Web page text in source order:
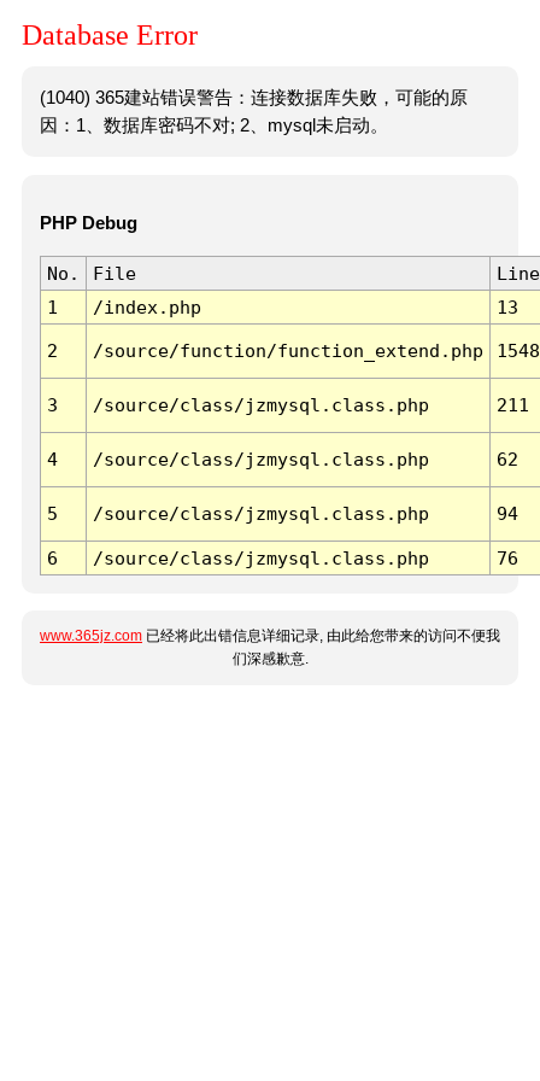
Database Error
(1040) 365建站错误警告：连接数据库失败，可能的原
因：1、数据库密码不对; 2、mysql未启动。
PHP Debug
No. File
Line
1
/index.php 13
2 /source/function/function_extend.php 1548
3 /source/class/jzmysql.class.php 211
4 /source/class/jzmysql.class.php 62
5 /source/class/jzmysql.class.php 94
6 /source/class/jzmysql.class.php 76
www.365jz.com 已经将此出错信息详细记录, 由此给您带来的访问不便我
们深感歉意.